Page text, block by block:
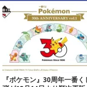
『ポケモン』30周年一番く